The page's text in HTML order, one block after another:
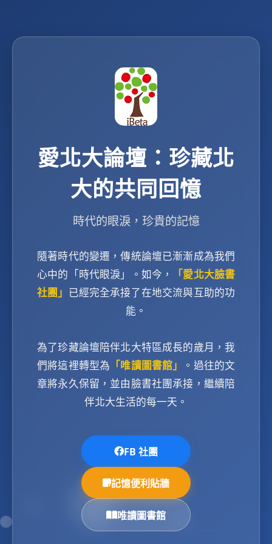
愛北大論壇：珍藏北
大的共同回憶
時代的眼淚，珍貴的記憶
隨著時代的變遷，傳統論壇已漸漸成為我們
心中的「時代眼淚」。如今，
「愛北大臉書
社團」 已經完全承接了在地交流與互助的功
能。
為了珍藏論壇陪伴北大特區成長的歲月，我
們將這裡轉型為 「唯讀圖書館」
。過往的文
章將永久保留，並由臉書社團承接，繼續陪
伴北大生活的每一天。
FB 社團
記憶便利貼牆
唯讀圖書館